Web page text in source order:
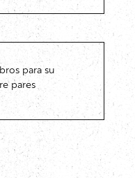
para su
pares